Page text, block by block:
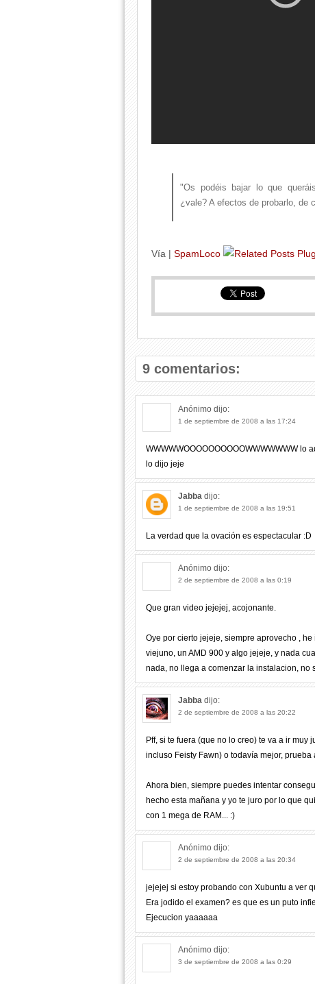
"Os podéis bajar lo que
¿vale? A efectos de probarlo, de
Vía | SpamLoco
9 comentarios:
Anónimo dijo:
1 de septiembre de 2008 a las 17:24
WWWWWOOOOOOOOOOWWWWWWW
lo dijo jeje
Jabba dijo:
1 de septiembre de 2008 a las 19:51
La verdad que la ovación es espectacular :D
Anónimo dijo:
2 de septiembre de 2008 a las 0:19
Que gran video jejejej, acojonante.
Oye por cierto jejeje, siempre aprovecho ,
viejuno, un AMD 900 y algo jejeje, y nada
nada, no llega a comenzar la instalacion,
Jabba dijo:
2 de septiembre de 2008 a las 20:22
Pff, si te fuera (que no lo creo) te va a ir
incluso Feisty Fawn) o todavía mejor, prueba
Ahora bien, siempre puedes intentar
hecho esta mañana y yo te juro por lo que
con 1 mega de RAM... :)
Anónimo dijo:
2 de septiembre de 2008 a las 20:34
jejejej si estoy probando con Xubuntu a ver
Era jodido el examen? es que es un puto
Ejecucion yaaaaaa
Anónimo dijo:
3 de septiembre de 2008 a las 0:29